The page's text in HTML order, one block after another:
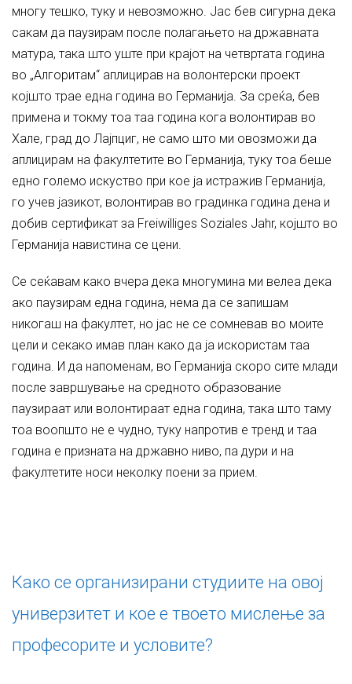
многу тешко, туку и невозможно. Јас бев сигурна дека
сакам да паузирам после полагањето на државната
матура, така што уште при крајот на четвртата година
во „Алгоритам“ аплицирав на волонтерски проект
којшто трае една година во Германија. За среќа, бев
примена и токму тоа таа година кога волонтирав во
Хале, град до Лајпциг, не само што ми овозможи да
аплицирам на факултетите во Германија, туку тоа беше
едно големо искуство при кое ја истражив Германија,
го учев јазикот, волонтирав во градинка година дена и
добив сертификат за Freiwilliges Soziales Jahr, којшто во
Германија навистина се цени.
Се сеќавам како вчера дека многумина ми велеа дека
ако паузирам една година, нема да се запишам
никогаш на факултет, но јас не се сомневав во моите
цели и секако имав план како да ја искористам таа
година. И да напоменам, во Германија скоро сите млади
после завршување на средното образование
паузираат или волонтираат една година, така што таму
тоа воопшто не е чудно, туку напротив е тренд и таа
година е призната на државно ниво, па дури и на
факултетите носи неколку поени за прием.
Како се организирани студиите на овој
универзитет и кое е твоето мислење за
професорите и условите?